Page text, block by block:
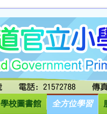
學校圖書館 全方位學習